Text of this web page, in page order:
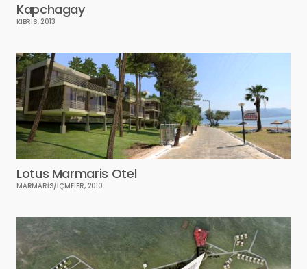
Kapchagay
KIBRIS, 2013
Lotus Marmaris Otel
MARMARİS/İÇMELER, 2010